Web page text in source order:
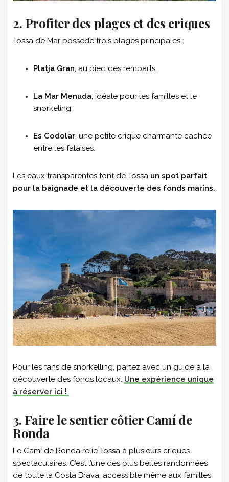
2. Profiter des plages et des criques
Tossa de Mar possède trois plages principales :
Platja Gran, au pied des remparts.
La Mar Menuda, idéale pour les familles et le
snorkeling.
Es Codolar, une petite crique charmante cachée
entre les falaises.
Les eaux transparentes font de Tossa un spot parfait
pour la baignade et la découverte des fonds marins.
Pour les fans de snorkelling, partez avec un guide à la
découverte des fonds locaux. Une expérience unique
à réserver ici !
3. Faire le sentier côtier Camí de
Ronda
Le Camí de Ronda relie Tossa à plusieurs criques
spectaculaires. C’est l’une des plus belles randonnées
de toute la Costa Brava, accessible même aux familles